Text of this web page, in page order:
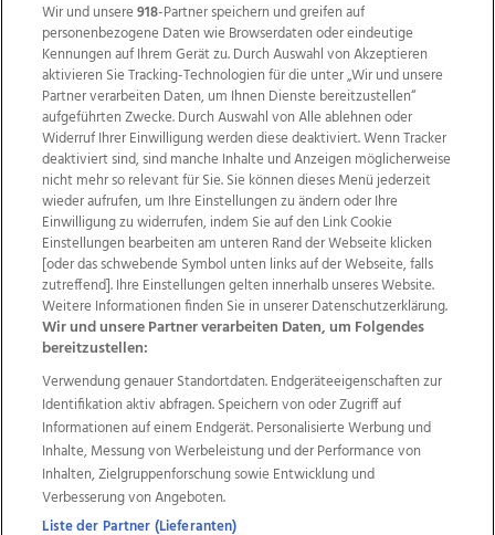
Wir über uns Mediadaten Kontakt
Jobs
Datenschutz
Impressum
AGB Anzeigekunden
AGB Website
Ehrenkodex Politische Werbung
Weitere Angebote des Medienhauses Wimmer
TV1 di-mog-i.at OÖNow
Ischler Woche
Life Radio
OÖNachrichten
OÖN Immobilien
OÖN Karriere
OÖN Reise
Promenaden Galerien
Regionaljobs
wasistlos.at wirtrauern.at
Wir und unsere918-Partner speichern und greifen auf
personenbezogene Daten wie Browserdaten oder eindeutige
Kennungen auf Ihrem Gerät zu. Durch Auswahl von Akzeptieren
aktivieren Sie Tracking-Technologien für die unter „Wir und unsere
Partner verarbeiten Daten, um Ihnen Dienste bereitzustellen“
aufgeführten Zwecke. Durch Auswahl von Alle ablehnen oder
Widerruf Ihrer Einwilligung werden diese deaktiviert. Wenn Tracker
deaktiviert sind, sind manche Inhalte und Anzeigen möglicherweise
nicht mehr so relevant für Sie. Sie können dieses Menü jederzeit
wieder aufrufen, um Ihre Einstellungen zu ändern oder Ihre
Einwilligung zu widerrufen, indem Sie auf den Link Cookie
Einstellungen bearbeiten am unteren Rand der Webseite klicken
[oder das schwebende Symbol unten links auf der Webseite, falls
zutreffend]. Ihre Einstellungen gelten innerhalb unseres Website.
Weitere Informationen finden Sie in unserer Datenschutzerklärung.
Wir und unsere Partner verarbeiten Daten, um Folgendes
bereitzustellen:
Verwendung genauer Standortdaten. Endgeräteeigenschaften zur
Identifikation aktiv abfragen. Speichern von oder Zugriff auf
Informationen auf einem Endgerät. Personalisierte Werbung und
Inhalte, Messung von Werbeleistung und der Performance von
Inhalten, Zielgruppenforschung sowie Entwicklung und
Verbesserung von Angeboten.
Liste der Partner (Lieferanten)